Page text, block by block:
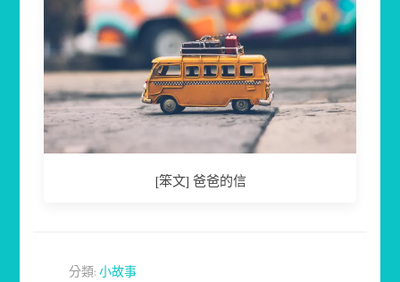
[笨文] 爸爸的信
分類:小故事